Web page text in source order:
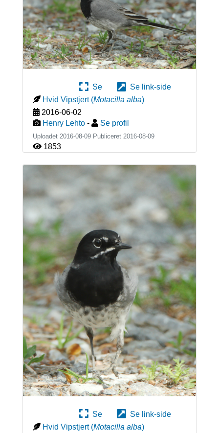
Se
Se link-side
Hvid Vipstjert (Motacilla alba)
2016-06-02
Henry Lehto - Se profil
Uploadet 2016-08-09 Publiceret 2016-08-09
1853
Se
Se link-side
Hvid Vipstjert (Motacilla alba)